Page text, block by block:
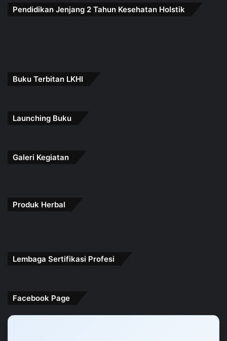
Pendidikan Jenjang 2 Tahun Kesehatan Holstik
Buku Terbitan LKHI
Launching Buku
Galeri Kegiatan
Produk Herbal
Lembaga Sertifikasi Profesi
Facebook Page